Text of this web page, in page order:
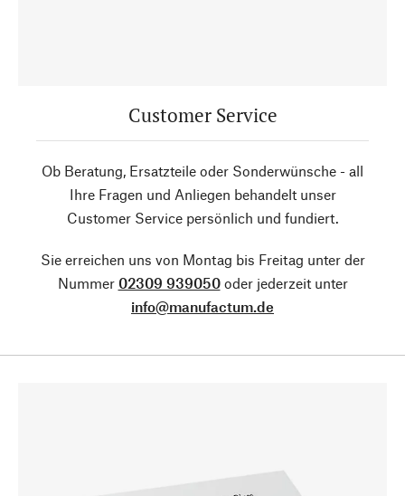
Customer Service
Ob Beratung, Ersatzteile oder Sonderwünsche - all
Ihre Fragen und Anliegen behandelt unser
Customer Service persönlich und fundiert.
Sie erreichen uns von Montag bis Freitag unter der
Nummer 02309 939050oder jederzeit unter
info@manufactum.de